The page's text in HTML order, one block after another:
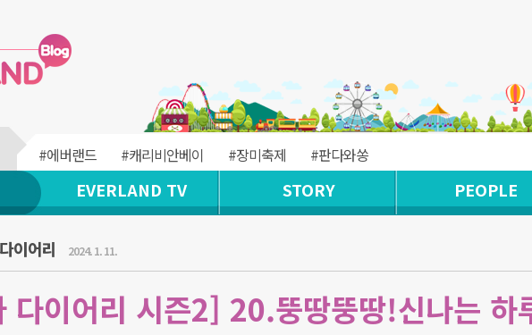
#에버랜드 #캐리비안베이 #장미축제 #판다와쏭
EVERLAND TV STORY PEOPLE
이어리 2024. 1. 11.
다이어리 시즌2] 20.뚱땅뚱땅!신나는 하